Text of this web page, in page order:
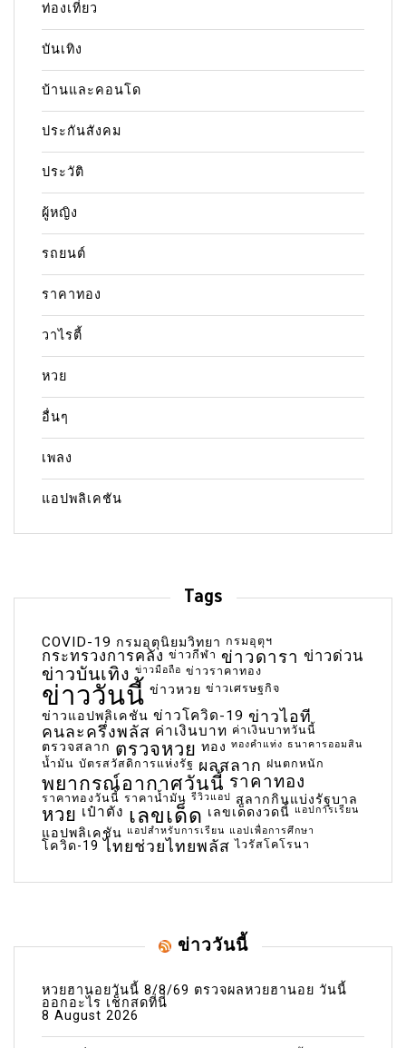
ท่องเที่ยว
บันเทิง
บ้านและคอนโด
ประกันสังคม
ประวัติ
ผู้หญิง
รถยนต์
ราคาทอง
วาไรตี้
หวย
อื่นๆ
เพลง
แอปพลิเคชัน
Tags
COVID-19 กรมอุตุนิยมวิทยา กรมอุตุฯ
กระทรวงการคลัง ข่าวกีฬา ข่าวดารา ข่าวด่วน
ข่าวบันเทิง ข่าวมือถือ ข่าวราคาทอง
ข่าววันนี้ ข่าวหวย ข่าวเศรษฐกิจ
ข่าวแอปพลิเคชัน ข่าวโควิด-19 ข่าวไอที
คนละครึ่งพลัส ค่าเงินบาท ค่าเงินบาทวันนี้
ตรวจสลาก ตรวจหวย ทอง ทองคำแท่ง ธนาคารออมสิน
น้ำมัน บัตรสวัสดิการแห่งรัฐ ผลสลาก ฝนตกหนัก
พยากรณ์อากาศวันนี้ ราคาทอง
ราคาทองวันนี้ ราคาน้ำมัน รีวิวแอป สลากกินแบ่งรัฐบาล
หวย เป๋าตัง เลขเด็ด เลขเด็ดงวดนี้ แอปการเรียน
แอปพลิเคชัน แอปสำหรับการเรียน แอปเพื่อการศึกษา
โควิด-19 ไทยช่วยไทยพลัส ไวรัสโคโรนา
ข่าววันนี้
หวยฮานอยวันนี้ 8/8/69 ตรวจผลหวยฮานอย วันนี้
ออกอะไร เช็กสดที่นี่
8 August 2026